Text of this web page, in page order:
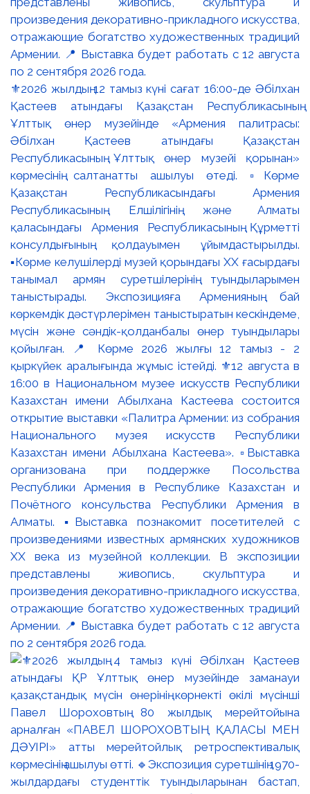
⚜️2026 жылдың 12 тамыз күні сағат 16:00-де Әбілхан
Қастеев атындағы Қазақстан Республикасының
Ұлттық өнер музейінде «Армения палитрасы:
Әбілхан Қастеев атындағы Қазақстан
Республикасының Ұлттық өнер музейі қорынан»
көрмесінің салтанатты ашылуы өтеді. ▫️Көрме
Қазақстан Республикасындағы Армения
Республикасының Елшілігінің және Алматы
қаласындағы Армения Республикасының Құрметті
консулдығының қолдауымен ұйымдастырылды.
▪️Көрме келушілерді музей қорындағы ХХ ғасырдағы
танымал армян суретшілерінің туындыларымен
таныстырады. Экспозицияға Арменияның бай
көркемдік дәстүрлерімен таныстыратын кескіндеме,
мүсін және сәндік-қолданбалы өнер туындылары
қойылған. 📍 Көрме 2026 жылғы 12 тамыз - 2
қыркүйек аралығында жұмыс істейді. ⚜️12 августа в
16:00 в Национальном музее искусств Республики
Казахстан имени Абылхана Кастеева состоится
открытие выставки «Палитра Армении: из собрания
Национального музея искусств Республики
Казахстан имени Абылхана Кастеева». ▫️Выставка
организована при поддержке Посольства
Республики Армения в Республике Казахстан и
Почётного консульства Республики Армения в
Алматы. ▪️Выставка познакомит посетителей с
произведениями известных армянских художников
XX века из музейной коллекции. В экспозиции
представлены живопись, скульптура и
произведения декоративно-прикладного искусства,
отражающие богатство художественных традиций
Армении. 📍 Выставка будет работать с 12 августа
по 2 сентября 2026 года.